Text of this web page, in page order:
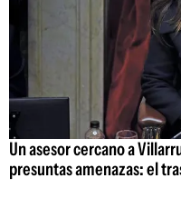
Un asesor cercano a
presuntas amenazas: el